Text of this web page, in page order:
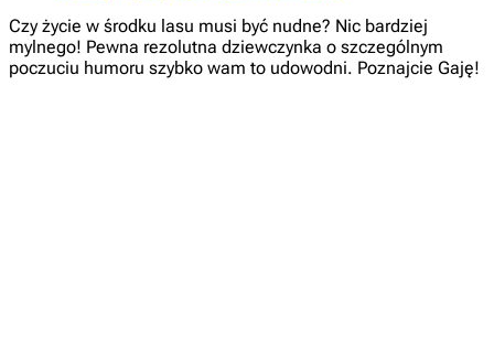
Czy życie w środku lasu musi być nudne? Nic bardziej
mylnego! Pewna rezolutna dziewczynka o szczególnym
poczuciu humoru szybko wam to udowodni. Poznajcie Gaję!